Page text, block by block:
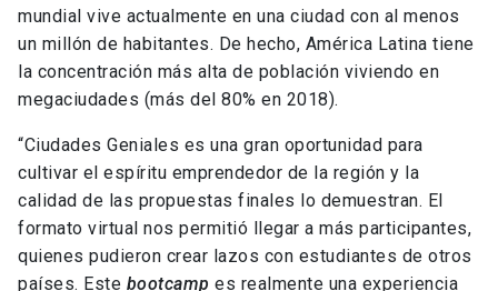
mundial vive actualmente en una ciudad con al menos
un millón de habitantes. De hecho, América Latina tiene
la concentración más alta de población viviendo en
megaciudades (más del 80% en 2018).
“Ciudades Geniales es una gran oportunidad para
cultivar el espíritu emprendedor de la región y la
calidad de las propuestas finales lo demuestran. El
formato virtual nos permitió llegar a más participantes,
quienes pudieron crear lazos con estudiantes de otros
países. Este bootcamp es realmente una experiencia